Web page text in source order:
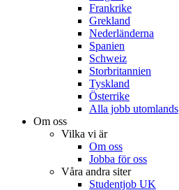
Frankrike
Grekland
Nederländerna
Spanien
Schweiz
Storbritannien
Tyskland
Österrike
Alla jobb utomlands
Om oss
Vilka vi är
Om oss
Jobba för oss
Våra andra siter
Studentjob UK